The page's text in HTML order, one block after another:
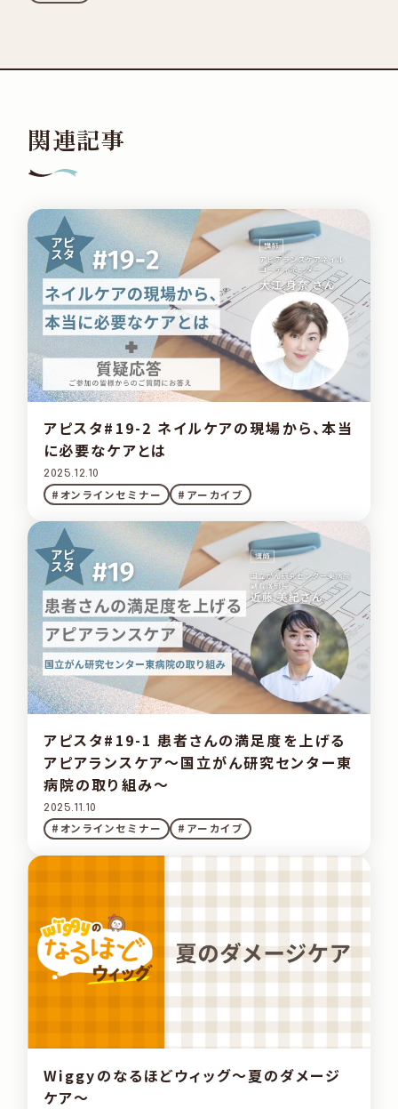
関連記事
アピスタ#19-2 ネイルケアの現場から、本当
に必要なケアとは
2025.12.10
#オンラインセミナー #アーカイブ
アピスタ#19-1 患者さんの満足度を上げる
アピアランスケア～国立がん研究センター東
病院の取り組み～
2025.11.10
#オンラインセミナー #アーカイブ
Wiggyのなるほどウィッグ～夏のダメージ
ケア～